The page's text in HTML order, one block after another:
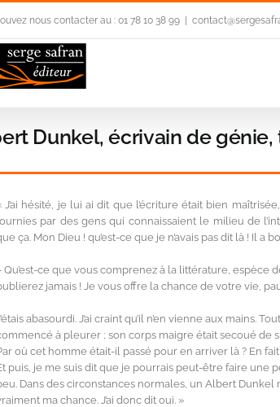
nous contacter au : 01 78 10 38 99
Dunkel, écrivain de
J’ai hésité, je lui ai dit que l’écriture était bien
par des gens qui connaissaient le milieu de
ça. Mon Dieu ! qu’est-ce que je n’avais pas dit là ! Il a
Qu’est-ce que vous comprenez à la littérature, espèce
jamais ! Je vous offre la chance de votre vie,
abasourdi. J’ai craint qu’il n’en vienne aux mains.
à pleurer ; son corps maigre était secoué de
où cet homme était-il passé pour en arriver là ? En
puis, je me suis dit que je pourrais peut-être faire
Dans des circonstances normales, un Albert Dunkel
ma chance. J’ai donc dit oui. »